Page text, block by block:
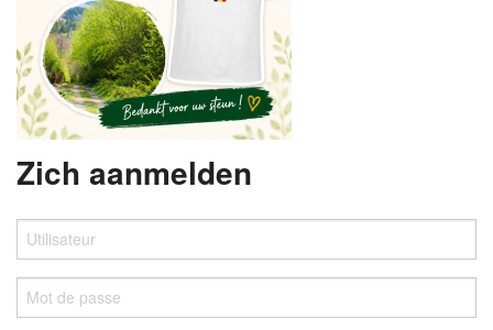
WACHTWOORD VERGETEN
Zich aanmelden